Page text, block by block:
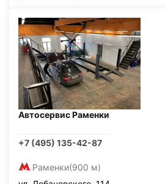
Автосервис Раменки
+7 (495) 135-42-87
Раменки(900 м)